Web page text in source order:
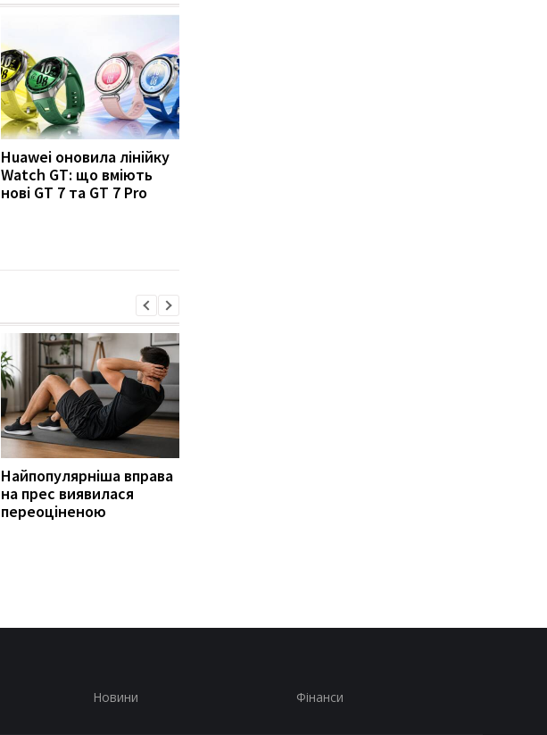
Huawei оновила лінійку
Watch GT: що вміють
нові GT 7 та GT 7 Pro
Найпопулярніша вправа
на прес виявилася
переоціненою
Новини Фінанси